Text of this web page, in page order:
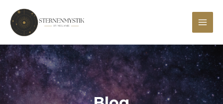
Inhalt
springen
Main